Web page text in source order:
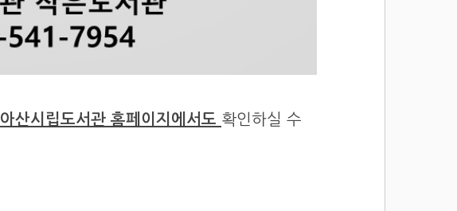
아산시립도서관 홈페이지에서도 확인하실 수